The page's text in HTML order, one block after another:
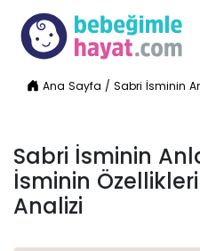
Ana Sayfa /Sabri İsminin
Sabri İsminin
İsminin
Analizi